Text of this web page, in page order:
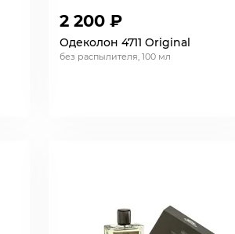
2 200 ₽
Одеколон 4711 Original
без распылителя, 100 мл